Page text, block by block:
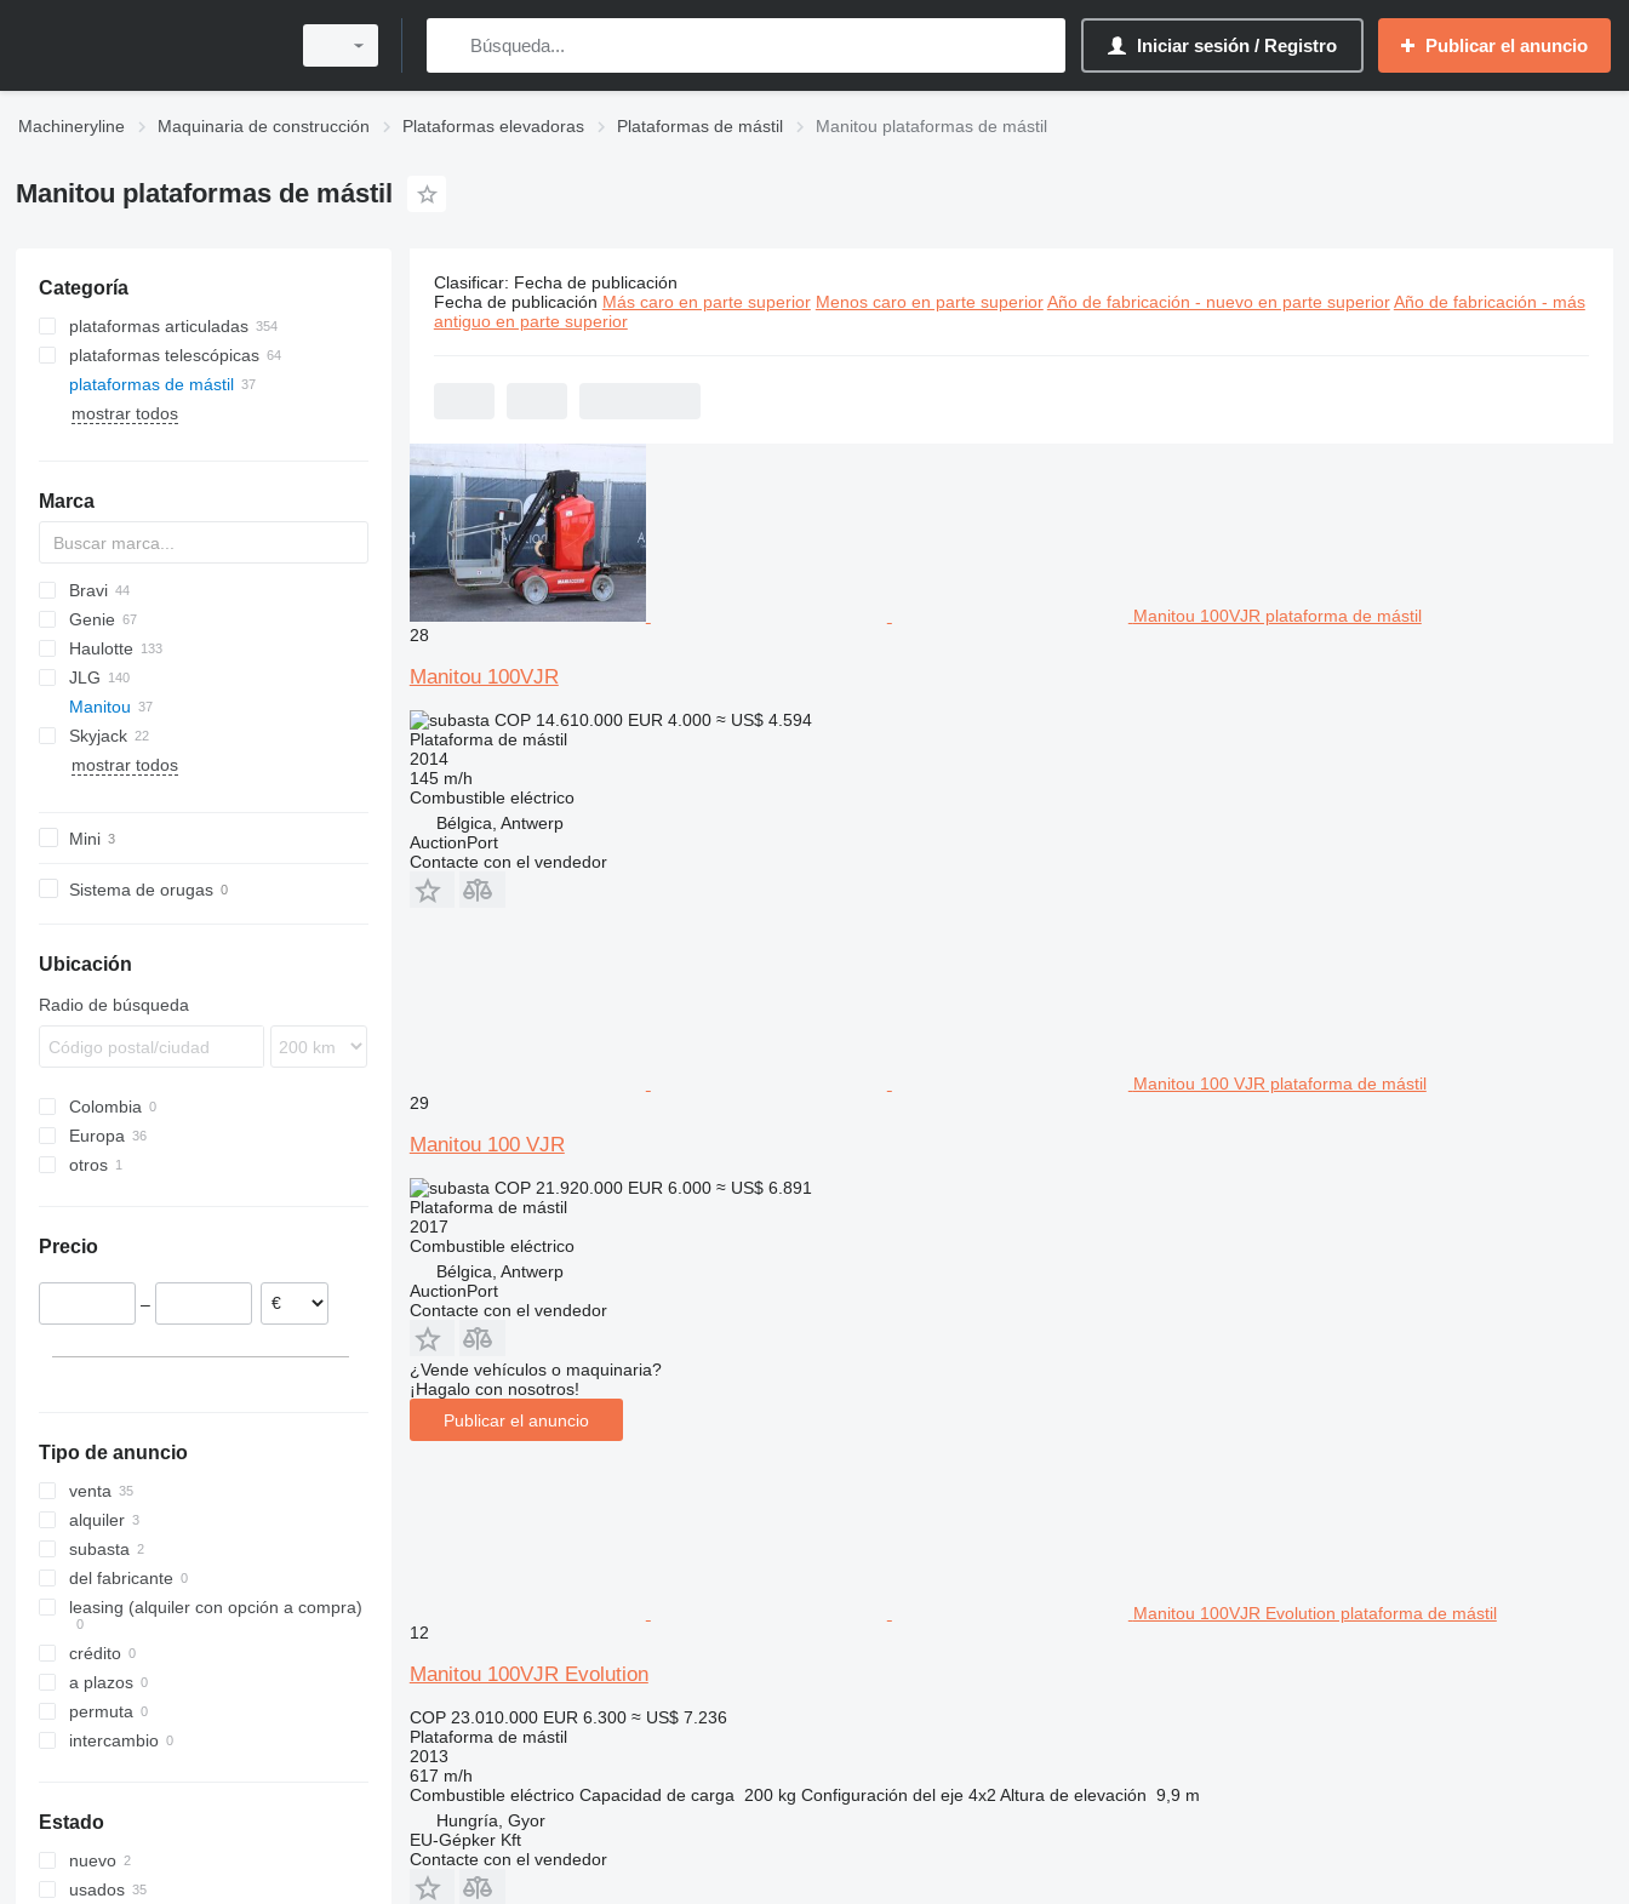
Iniciar sesión / Registro Publicar el anuncio
Machineryline Maquinaria de construcción Plataformas elevadoras Plataformas de mástil Manitou plataformas de mástil
Manitou plataformas de mástil
Categoría
plataformas articuladas
plataformas telescópicas
plataformas de mástil
mostrar todos
Marca
SV
V-Series
Bravi
Leonardo
WAV
AMWP
1500
Genie
AWP
GH
GR
IWP
S series
Toucan
HV
Haulotte
HM
Star
JLG
10
25AM
1230
Pecolift
Manitou
M series
VJR
Nano SP
Skyjack
SJ
TM
TM
mostrar todos
Mini
Sistema de orugas
Ubicación
Radio de búsqueda
Colombia
Europa
Hungría
Francia
otros
Precio
–
Tipo de anuncio
venta
alquiler
subasta
del fabricante
leasing (alquiler con opción a compra)
crédito
a plazos
permuta
intercambio
Estado
nuevo
usados
37 anuncios:Manitou plataformas de mástil
Clasificar: Fecha de publicación
Fecha de publicación Más caro en parte superior Menos caro en parte superior Año de fabricación - nuevo en parte superior Año de fabricación - más
antiguo en parte superior
Manitou 100VJR plataforma de mástil
28
Manitou 100VJR
COP 14.610.000 EUR 4.000 ≈ US$ 4.594
Plataforma de mástil
2014
145 m/h
Combustible eléctrico
Bélgica, Antwerp
AuctionPort
Contacte con el vendedor
Manitou 100 VJR plataforma de mástil
29
Manitou 100 VJR
COP 21.920.000 EUR 6.000 ≈ US$ 6.891
Plataforma de mástil
2017
Combustible eléctrico
Bélgica, Antwerp
AuctionPort
Contacte con el vendedor
¿Vende vehículos o maquinaria?
¡Hagalo con nosotros!
Publicar el anuncio
Manitou 100VJR Evolution plataforma de mástil
12
Manitou 100VJR Evolution
COP 23.010.000 EUR 6.300 ≈ US$ 7.236
Plataforma de mástil
2013
617 m/h
Combustible eléctrico Capacidad de carga 200 kg Configuración del eje 4x2 Altura de elevación 9,9 m
Hungría, Gyor
EU-Gépker Kft
Contacte con el vendedor